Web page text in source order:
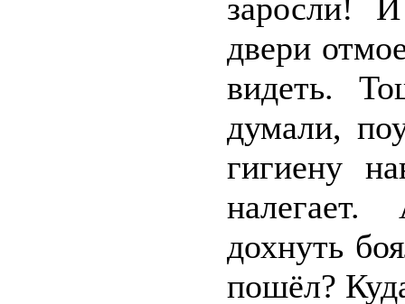
заросли!
двери
видеть.
думали,
гигиену
дохнуть
пошёл?